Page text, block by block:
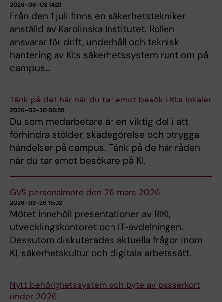
2026-06-03 14:21
Från den 1 juli finns en säkerhetstekniker
anställd av Karolinska Institutet. Rollen
ansvarar för drift, underhåll och teknisk
hantering av KI:s säkerhetssystem runt om på
campus…
Tänk på det här när du tar emot besök i KI:s lokaler
2026-03-30 08:55
Du som medarbetare är en viktig del i att
förhindra stölder, skadegörelse och otrygga
händelser på campus. Tänk på de här råden
när du tar emot besökare på KI.
GVS personalmöte den 26 mars 2026
2026-03-26 15:02
Mötet innehöll presentationer av RIKI,
utvecklingskontoret och IT‑avdelningen.
Dessutom diskuterades aktuella frågor inom
KI, säkerhetskultur och digitala arbetssätt.
Nytt behörighetssystem och byte av passerkort
under 2026